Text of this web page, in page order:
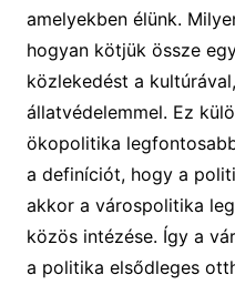
amelyekben élünk.
hogyan kötjük össze
közlekedést a
állatvédelemmel. Ez
ökopolitika
a definíciót, hogy a
akkor a várospolitika
közös intézése. Így a
a politika elsődleges